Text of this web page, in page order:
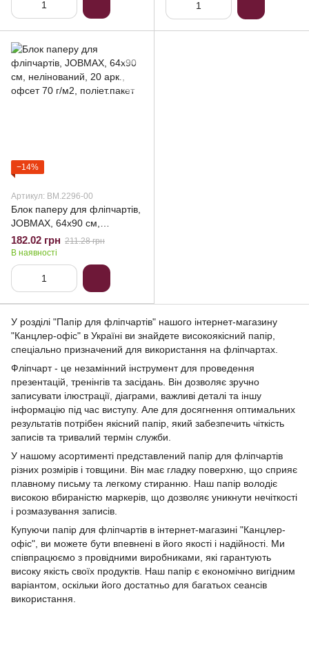
−14%
Артикул: BM.2296-00
Блок паперу для фліпчартів,
JOBMAX, 64х90 см,
нелінований, 20 арк., офсет
70 г/м2, поліет.пакет
182.02 грн 211.28 грн
В наявності
У розділі "Папір для фліпчартів" нашого інтернет-магазину
"Канцлер-офіс" в Україні ви знайдете високоякісний папір,
спеціально призначений для використання на фліпчартах.
Фліпчарт - це незамінний інструмент для проведення
презентацій, тренінгів та засідань. Він дозволяє зручно
записувати ілюстрації, діаграми, важливі деталі та іншу
інформацію під час виступу. Але для досягнення оптимальних
результатів потрібен якісний папір, який забезпечить чіткість
записів та тривалий термін служби.
У нашому асортименті представлений папір для фліпчартів
різних розмірів і товщини. Він має гладку поверхню, що сприяє
плавному письму та легкому стиранню. Наш папір володіє
високою вбираністю маркерів, що дозволяє уникнути нечіткості
і розмазування записів.
Купуючи папір для фліпчартів в інтернет-магазині "Канцлер-
офіс", ви можете бути впевнені в його якості і надійності. Ми
співпрацюємо з провідними виробниками, які гарантують
високу якість своїх продуктів. Наш папір є економічно вигідним
варіантом, оскільки його достатньо для багатьох сеансів
використання.